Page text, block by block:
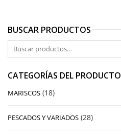
BUSCAR PRODUCTOS
Buscar por:
CATEGORÍAS DEL PRODUCTO
MARISCOS (18)
PESCADOS Y VARIADOS (28)